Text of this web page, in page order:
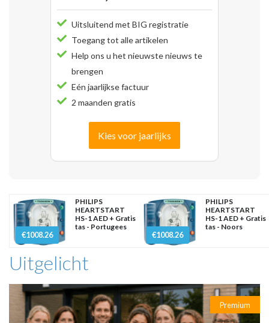
Uitsluitend met BIG registratie
Toegang tot alle artikelen
Help ons u het nieuwste nieuws te
brengen
Eén jaarlijkse factuur
2 maanden gratis
Kies voor jaarlijks
€1008.26
PHILIPS
HEARTSTART
HS-1 AED + Gratis
tas - Portugees
€1008.26
PHILIPS
HEARTSTART
HS-1 AED + Gratis
tas - Noors
Uitgelicht
Premium